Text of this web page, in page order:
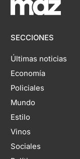
SECCIONES
Últimas noticias
Economía
Policiales
Mundo
Estilo
Vinos
Sociales